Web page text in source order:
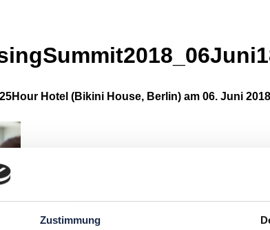
Zustimmung
Hotel (Bikini House, Berlin) am 06. Juni